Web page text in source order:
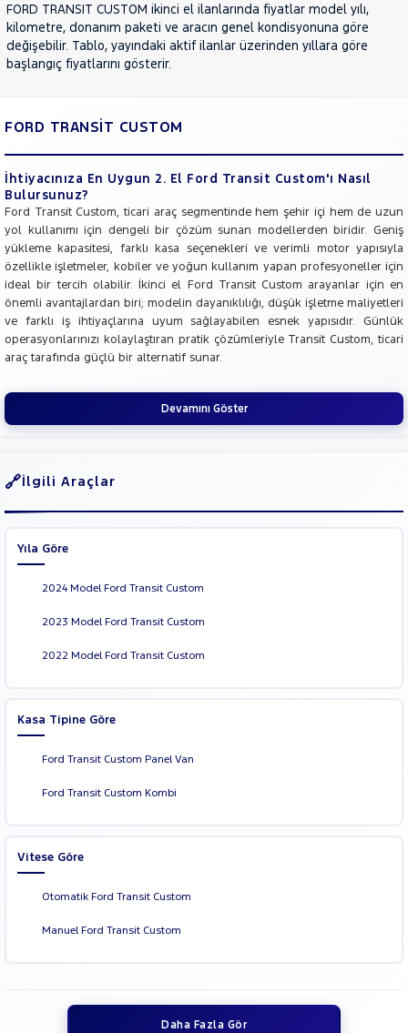
FORD TRANSIT CUSTOM ikinci el ilanlarında fiyatlar model yılı,
kilometre, donanım paketi ve aracın genel kondisyonuna göre
değişebilir. Tablo, yayındaki aktif ilanlar üzerinden yıllara göre
başlangıç fiyatlarını gösterir.
FORD TRANSİT CUSTOM
İhtiyacınıza En Uygun 2. El Ford Transit Custom'ı Nasıl
Bulursunuz?
Ford Transit Custom, ticari araç segmentinde hem şehir içi hem de uzun
yol kullanımı için dengeli bir çözüm sunan modellerden biridir. Geniş
yükleme kapasitesi, farklı kasa seçenekleri ve verimli motor yapısıyla
özellikle işletmeler, kobiler ve yoğun kullanım yapan profesyoneller için
ideal bir tercih olabilir. İkinci el Ford Transit Custom arayanlar için en
önemli avantajlardan biri; modelin dayanıklılığı, düşük işletme maliyetleri
ve farklı iş ihtiyaçlarına uyum sağlayabilen esnek yapısıdır. Günlük
operasyonlarınızı kolaylaştıran pratik çözümleriyle Transit Custom, ticari
araç tarafında güçlü bir alternatif sunar.
Devamını Göster
İlgili Araçlar
Yıla Göre
2024 Model Ford Transit Custom
2023 Model Ford Transit Custom
2022 Model Ford Transit Custom
Kasa Tipine Göre
Ford Transit Custom Panel Van
Ford Transit Custom Kombi
Vitese Göre
Otomatik Ford Transit Custom
Manuel Ford Transit Custom
Daha Fazla Gör